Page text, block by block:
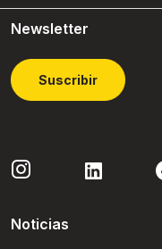
Newsletter
Suscribir
Noticias